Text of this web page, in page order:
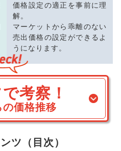
価格設定の適正を事前に理
解。
マーケットから乖離のない
売出価格の設定ができるよ
うになります。
考察！
価格推移
ツ（目次）